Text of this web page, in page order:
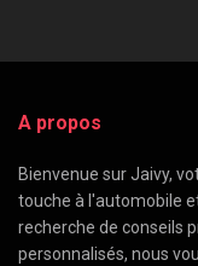
A propos
Bienvenue sur Jaivy,
touche à l'automobile
recherche de conseils
personnalisés, nous